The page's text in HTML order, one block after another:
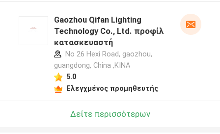
Gaozhou Qifan Lighting
Technology Co., Ltd. προφίλ
κατασκευαστή
No 26 Hexi Road, gaozhou,
guangdong, China ,ΚΙΝΑ
5.0
Ελεγχμένος προμηθευτής
Δείτε περισσότερων